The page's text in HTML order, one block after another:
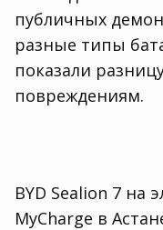
публичных
разные типы
показали
повреждениям.
BYD Sealion 7 на
MyCharge в